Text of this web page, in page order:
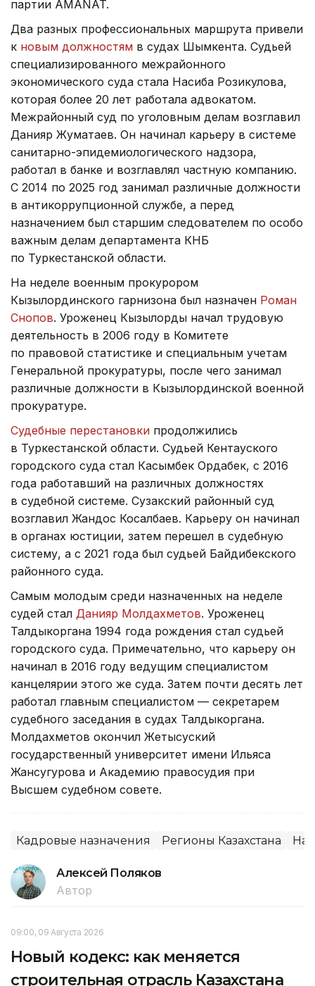
партии AMANAT.
Два разных профессиональных маршрута привели
к новым должностям в судах Шымкента. Судьей
специализированного межрайонного
экономического суда стала Насиба Розикулова,
которая более 20 лет работала адвокатом.
Межрайонный суд по уголовным делам возглавил
Данияр Жуматаев. Он начинал карьеру в системе
санитарно-эпидемиологического надзора,
работал в банке и возглавлял частную компанию.
С 2014 по 2025 год занимал различные должности
в антикоррупционной службе, а перед
назначением был старшим следователем по особо
важным делам департамента КНБ
по Туркестанской области.
На неделе военным прокурором
Кызылординского гарнизона был назначен Роман
Снопов. Уроженец Кызылорды начал трудовую
деятельность в 2006 году в Комитете
по правовой статистике и специальным учетам
Генеральной прокуратуры, после чего занимал
различные должности в Кызылординской военной
прокуратуре.
Судебные перестановки продолжились
в Туркестанской области. Судьей Кентауского
городского суда стал Касымбек Ордабек, с 2016
года работавший на различных должностях
в судебной системе. Сузакский районный суд
возглавил Жандос Косалбаев. Карьеру он начинал
в органах юстиции, затем перешел в судебную
систему, а с 2021 года был судьей Байдибекского
районного суда.
Самым молодым среди назначенных на неделе
судей стал Данияр Молдахметов. Уроженец
Талдыкоргана 1994 года рождения стал судьей
городского суда. Примечательно, что карьеру он
начинал в 2016 году ведущим специалистом
канцелярии этого же суда. Затем почти десять лет
работал главным специалистом — секретарем
судебного заседания в судах Талдыкоргана.
Молдахметов окончил Жетысуский
государственный университет имени Ильяса
Жансугурова и Академию правосудия при
Высшем судебном совете.
Кадровые назначения Регионы Казахстана
Алексей Поляков
Автор
09:00, 09 Августа 2026
Новый кодекс: как меняется
строительная отрасль Казахстана